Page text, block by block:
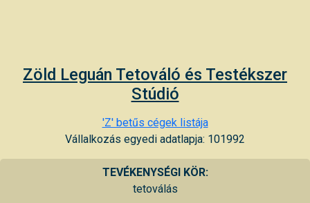
Zöld Leguán Tetováló és Testékszer
Stúdió
'Z' betűs cégek listája
Vállalkozás egyedi adatlapja: 101992
TEVÉKENYSÉGI KÖR:
tetoválás